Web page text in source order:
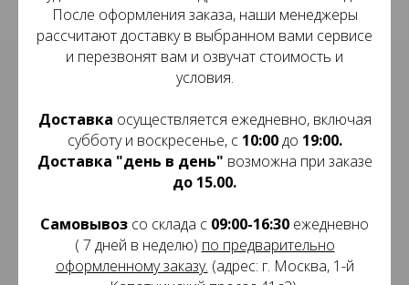
После оформления заказа, наши менеджеры
рассчитают доставку в выбранном вами сервисе
и перезвонят вам и озвучат стоимость и
условия.
Доставка осуществляется ежедневно, включая
субботу и воскресенье, с 10:00до 19:00.
Доставка "день в день" возможна при заказе
до 15.00.
Самовывоз со склада с 09:00-16:30 ежедневно
( 7 дней в неделю) по предварительно
оформленному заказу. (адрес: г. Москва, 1-й